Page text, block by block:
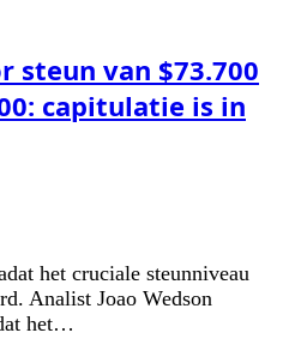
steun van $73.700
capitulatie is in
het cruciale steunniveau
Analist Joao Wedson
het…